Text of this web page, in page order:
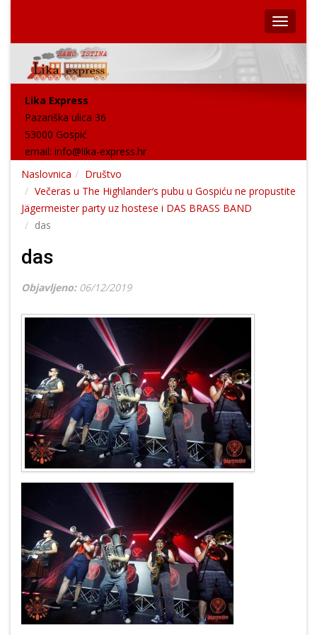
Lika Express
Pazariška ulica 36
53000 Gospić
email: info@lika-express.hr
Naslovnica
Društvo
Večeras u The Highlander′s pubu u Gospiću ne propustite
Jägermeister party uz hostese i DAS BRASS BAND
das
das
Objavljeno: 06/12/2019